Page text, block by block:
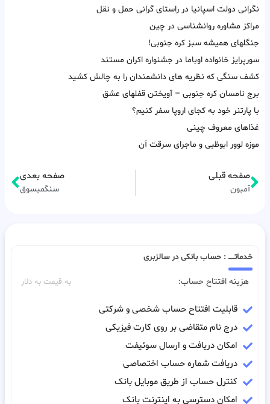
نگرانی دولت اسپانیا در راستای گرانی حمل و نقل
مراکز مشاوره روانشناسی در چین
جنگلهای همیشه سبز کره جنوبی!
سورپرایز خانواده اوباما در جشنواره اکران مستند
کشف سنگی که نظریه های دانشمندان را به چالش کشید
برج نامسان کره جنوبی – آویختن قفلهای عشق
با پارتنر خود به کجای اروپا سفر کنیم؟
غذاهای معروف چینی
موزه لوور ابوظبی و ماجرای سرقت آن
صفحه قبلی
آمبون
صفحه بعدی
سنگمیسوق
خدماتـــــ : حساب بانکی در سالزبری
هزینه افتتاح حساب: به قیمت به دلار
قابلیت افتتاح حساب شخصی و شرکتی
درج نام متقاضی بر روی کارت فیزیکی
امکان دریافت و ارسال سوئیفت
دریافت شماره حساب اختصاصی
کنترل حساب از طریق موبایل بانک
امکان دسترسی به اینترنت بانک